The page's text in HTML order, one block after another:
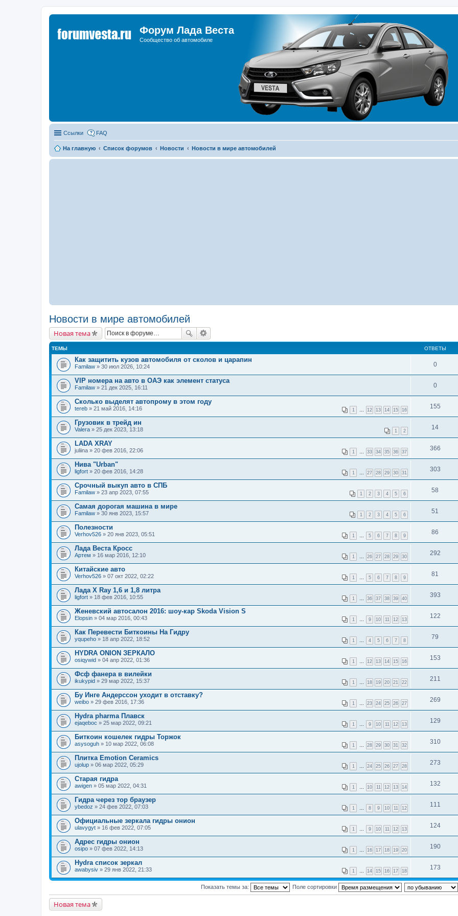
Форум Лада Веста
Сообщество об автомобиле
Ссылки FAQ
На главную Список форумов Новости Новости в мире автомобилей
Новости в мире автомобилей
Новая тема
ТЕМЫ ОТВЕТЫ
Как защитить кузов автомобиля от сколов и царапин
Familaw » 30 июл 2026, 10:24 0
VIP номера на авто в ОАЭ как элемент статуса
Familaw » 21 дек 2025, 16:11 0
Сколько выделят автопрому в этом году
1 … 12 13 14 15 16
tereb » 21 май 2016, 14:16 155
Грузовик в трейд ин
1 2
Valera » 25 дек 2023, 13:18 14
LADA XRAY
1 … 33 34 35 36 37
juliina » 20 фев 2016, 22:06 366
Нива "Urban"
1 … 27 28 29 30 31
ligfort » 20 фев 2016, 14:28 303
Срочный выкуп авто в СПБ
1 2 3 4 5 6
Familaw » 23 апр 2023, 07:55 58
Самая дорогая машина в мире
1 2 3 4 5 6
Familaw » 30 янв 2023, 15:57 51
Полезности
1 … 5 6 7 8 9
Verhov526 » 20 янв 2023, 05:51 86
Лада Веста Кросс
1 … 26 27 28 29 30
Артем » 16 мар 2016, 12:10 292
Китайские авто
1 … 5 6 7 8 9
Verhov526 » 07 окт 2022, 02:22 81
Лада X Ray 1,6 и 1,8 литра
1 … 36 37 38 39 40
ligfort » 18 фев 2016, 10:55 393
Женевский автосалон 2016: шоу-кар Skoda Vision S
1 … 9 10 11 12 13
Elopsin » 04 мар 2016, 00:43 122
Как Перевести Биткоины На Гидру
1 … 4 5 6 7 8
yqupeho » 18 апр 2022, 18:52 79
HYDRA ONION ЗЕРКАЛО
1 … 12 13 14 15 16
osiqywid » 04 апр 2022, 01:36 153
Фсф фанера в вилейки
1 … 18 19 20 21 22
ikukypid » 29 мар 2022, 15:37 211
Бу Инге Андерссон уходит в отставку?
1 … 23 24 25 26 27
weibo » 29 фев 2016, 17:36 269
Hydra pharma Плавск
1 … 9 10 11 12 13
ejaqeboc » 25 мар 2022, 09:21 129
Биткоин кошелек гидры Торжок
1 … 28 29 30 31 32
asysoguh » 10 мар 2022, 06:08 310
Плитка Emotion Ceramics
1 … 24 25 26 27 28
ujolup » 06 мар 2022, 05:29 273
Старая гидра
1 … 10 11 12 13 14
awigen » 05 мар 2022, 04:31 132
Гидра через тор браузер
1 … 8 9 10 11 12
ybedoz » 24 фев 2022, 07:03 111
Официальные зеркала гидры онион
1 … 9 10 11 12 13
ulavygyt » 16 фев 2022, 07:05 124
Адрес гидры онион
1 … 16 17 18 19 20
osipo » 07 фев 2022, 14:13 190
Hydra список зеркал
1 … 14 15 16 17 18
awabysiv » 29 янв 2022, 21:33 173
Показать темы за: Поле сортировки
Новая тема